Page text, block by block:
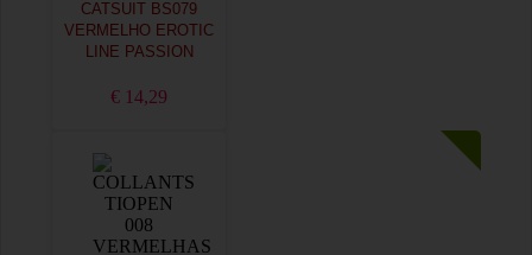
CATSUIT BS079
VERMELHO EROTIC
LINE PASSION
€ 14,29